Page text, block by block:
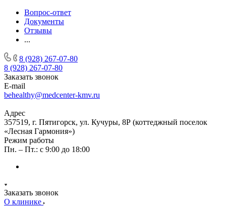
Вопрос-ответ
Документы
Отзывы
...
8 (928) 267-07-80
8 (928) 267-07-80
Заказать звонок
E-mail
behealthy@medcenter-kmv.ru
Адрес
357519, г. Пятигорск, ул. Кучуры, 8Р (коттеджный поселок
«Лесная Гармония»)
Режим работы
Пн. – Пт.: с 9:00 до 18:00
Заказать звонок
О клинике